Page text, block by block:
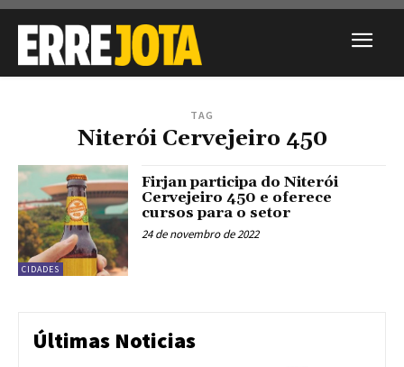
TAG
Niterói Cervejeiro 450
CIDADES
Firjan participa do Niterói
Cervejeiro 450 e oferece
cursos para o setor
24 de novembro de 2022
Últimas Noticias